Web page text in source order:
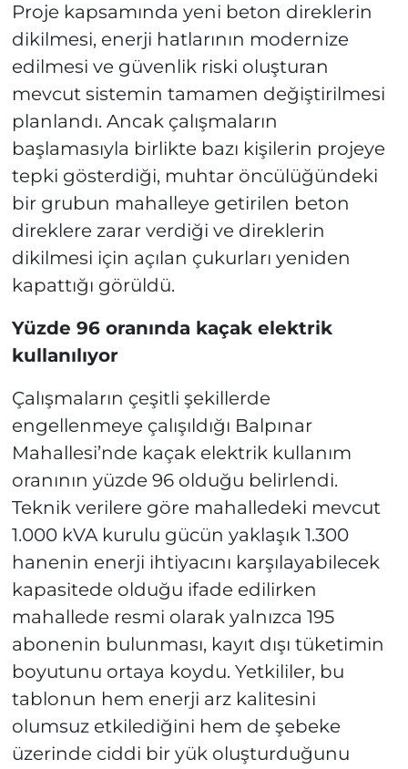
Proje kapsamında yeni beton direklerin
dikilmesi, enerji hatlarının modernize
edilmesi ve güvenlik riski oluşturan
mevcut sistemin tamamen değiştirilmesi
planlandı. Ancak çalışmaların
başlamasıyla birlikte bazı kişilerin projeye
tepki gösterdiği, muhtar öncülüğündeki
bir grubun mahalleye getirilen beton
direklere zarar verdiği ve direklerin
dikilmesi için açılan çukurları yeniden
kapattığı görüldü.
Yüzde 96 oranında kaçak elektrik
kullanılıyor
Çalışmaların çeşitli şekillerde
engellenmeye çalışıldığı Balpınar
Mahallesi’nde kaçak elektrik kullanım
oranının yüzde 96 olduğu belirlendi.
Teknik verilere göre mahalledeki mevcut
1.000 kVA kurulu gücün yaklaşık 1.300
hanenin enerji ihtiyacını karşılayabilecek
kapasitede olduğu ifade edilirken
mahallede resmi olarak yalnızca 195
abonenin bulunması, kayıt dışı tüketimin
boyutunu ortaya koydu. Yetkililer, bu
tablonun hem enerji arz kalitesini
olumsuz etkilediğini hem de şebeke
üzerinde ciddi bir yük oluşturduğunu